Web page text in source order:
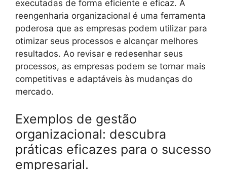
executadas de forma eficiente e eficaz. A
reengenharia organizacional é uma ferramenta
poderosa que as empresas podem utilizar para
otimizar seus processos e alcançar melhores
resultados. Ao revisar e redesenhar seus
processos, as empresas podem se tornar mais
competitivas e adaptáveis às mudanças do
mercado.
Exemplos de gestão
organizacional: descubra
práticas eficazes para o sucesso
empresarial.